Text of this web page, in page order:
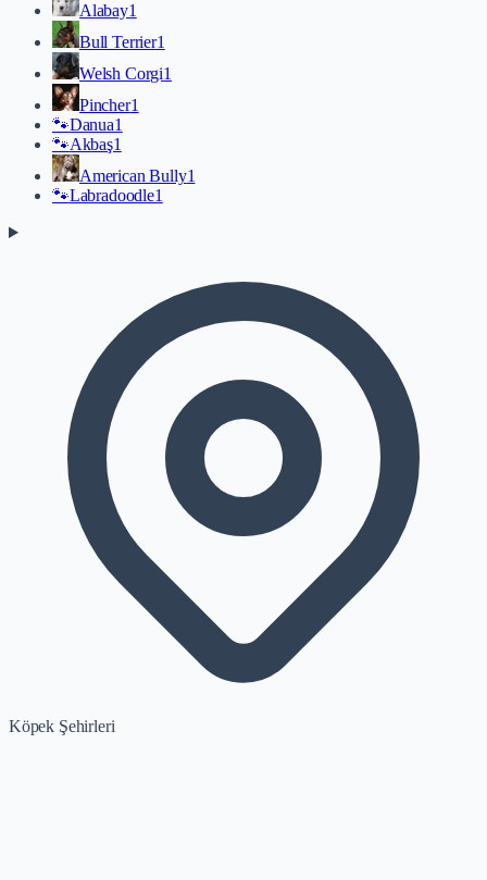
Alabay1
Bull Terrier1
Welsh Corgi1
Pincher1
🐾Danua1
🐾Akbaş1
American Bully1
🐾Labradoodle1
Köpek Şehirleri